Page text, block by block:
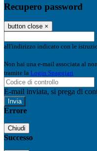
Recupero password
button close ×
all'indirizzo indicato con le
Non hai una e-mail associata al
tramite la Login Spaggiari
E-mail inviata, si prega di
Errore
Chiudi
Successo